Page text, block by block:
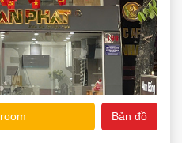
Bản đồ